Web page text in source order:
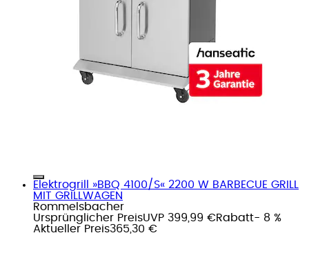
Elektrogrill »BBQ 4100/S« 2200 W BARBECUE GRILL
MIT GRILLWAGEN
Rommelsbacher
Ursprünglicher PreisUVP 399,99 €Rabatt- 8 %
Aktueller Preis365,30 €